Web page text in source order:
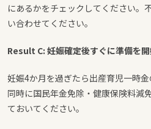
にあるかをチェックしてください。
い合わせてください。
Result C: 妊娠確定後すぐに準備を
妊娠4か月を過ぎたら出産育児一時金
同時に国民年金免除・健康保険料減
ておいてください。